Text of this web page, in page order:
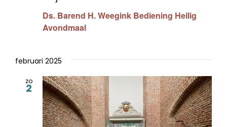
Ds. Barend H. Weegink Bediening Heilig
Avondmaal
februari 2025
zo
2